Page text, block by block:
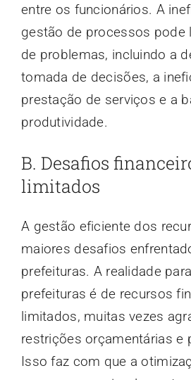
entre os funcionários. A
gestão de processos pode
de problemas, incluindo a
tomada de decisões, a
prestação de serviços e a
produtividade.
B. Desafios
limitados
A gestão eficiente dos
maiores desafios
prefeituras. A realidade
prefeituras é de recursos
limitados, muitas vezes
restrições orçamentárias e
Isso faz com que a